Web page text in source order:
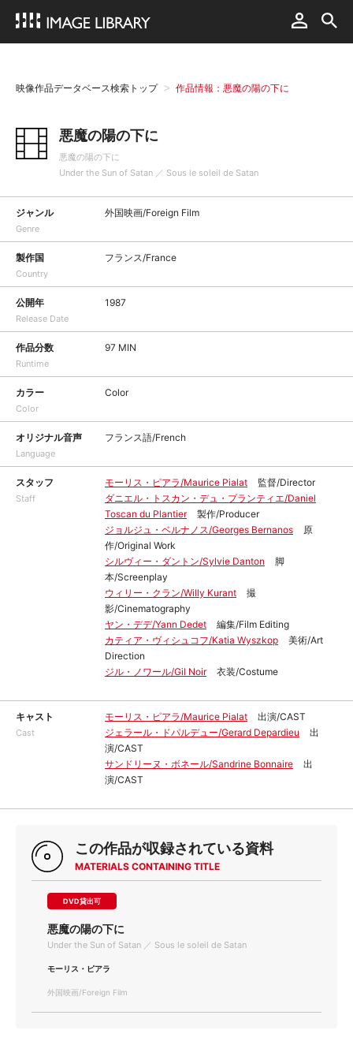
映像作品データベース検索トップ 作品情報：悪魔の陽の下に
悪魔の陽の下に
悪魔の陽の下に
Under the Sun of Satan ／ Sous le soleil de Satan
ジャンル
Genre
外国映画/Foreign Film
製作国
Country
フランス/France
公開年
Release Date
1987
作品分数
Runtime
97 MIN
カラー
Color
Color
オリジナル音声
Language
フランス語/French
スタッフ
Staff
モーリス・ピアラ/Maurice Pialat
監督/Director
ダニエル・トスカン・デュ・プランティエ/Daniel
Toscan du Plantier
製作/Producer
ジョルジュ・ベルナノス/Georges Bernanos
原
作/Original Work
シルヴィー・ダントン/Sylvie Danton
脚
本/Screenplay
ウィリー・クラン/Willy Kurant
撮
影/Cinematography
ヤン・デデ/Yann Dedet
編集/Film Editing
カティア・ヴィシュコフ/Katia Wyszkop
美術/Art
Direction
ジル・ノワール/Gil Noir
衣装/Costume
キャスト
Cast
モーリス・ピアラ/Maurice Pialat
出演/CAST
ジェラール・ドパルデュー/Gerard Depardieu
出
演/CAST
サンドリーヌ・ボネール/Sandrine Bonnaire
出
演/CAST
この作品が収録されている資料
MATERIALS CONTAINING TITLE
DVD貸出可
悪魔の陽の下に
Under the Sun of Satan ／ Sous le soleil de Satan
モーリス・ピアラ
外国映画/Foreign Film